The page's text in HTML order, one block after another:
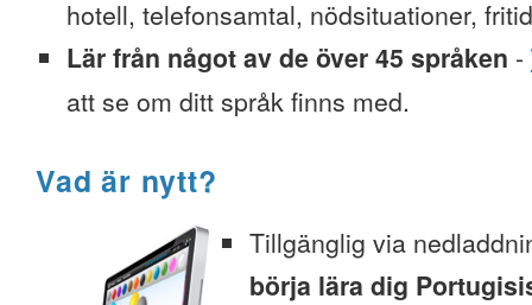
hotell, telefonsamtal, nödsituationer,
Lär från något av de över 45 språken -
att se om ditt språk finns med.
Vad är nytt?
Tillgänglig via
börja lära dig